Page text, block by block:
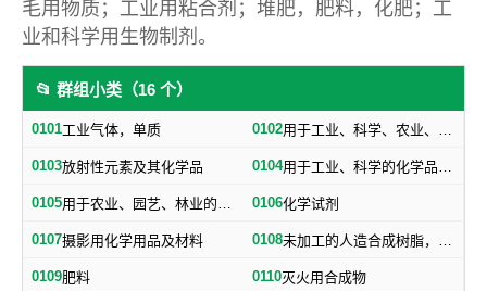
毛用物质；工业用粘合剂；堆肥，肥料，化肥；工
业和科学用生物制剂。
📂 群组小类（16 个）
0101工业气体，单质 0102 用于工业、科学、农业、园艺、林业的工业化工原料
0103放射性元素及其化学品 0104 用于工业、科学的化学品、化学制剂，不属于其他类别的产品用的化学制品
0105 用于农业、园艺、林业的化学品、化学制剂 0106化学试剂
0107摄影用化学用品及材料 0108 未加工的人造合成树脂，未加工塑料物质（不包括未加工的天然树脂）
0109肥料 0110灭火用合成物